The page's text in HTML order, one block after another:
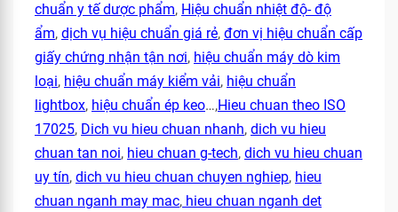
chuẩn y tế dược phẩm, Hiệu chuẩn nhiệt độ- độ
ẩm, dịch vụ hiệu chuẩn giá rẻ, đơn vị hiệu chuẩn cấp
giấy chứng nhận tận nơi, hiệu chuẩn máy dò kim
loại, hiệu chuẩn máy kiểm vải, hiệu chuẩn
lightbox, hiệu chuẩn ép keo…,Hieu chuan theo ISO
17025, Dich vu hieu chuan nhanh, dich vu hieu
chuan tan noi, hieu chuan g-tech, dich vu hieu chuan
uy tín, dich vu hieu chuan chuyen nghiep, hieu
chuan nganh may mac, hieu chuan nganh det